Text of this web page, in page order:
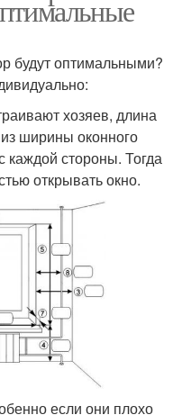
будут оптимальными?
хозяев, длина
ширины оконного
стороны. Тогда
открывать окно.
если они плохо